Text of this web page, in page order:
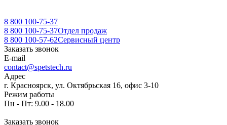
8 800 100-75-37
8 800 100-75-37Отдел продаж
8 800 100-57-62Сервисный центр
Заказать звонок
E-mail
contact@spetstech.ru
Адрес
г. Красноярск, ул. Октябрьская 16, офис 3-10
Режим работы
Пн - Пт: 9.00 - 18.00
Заказать звонок